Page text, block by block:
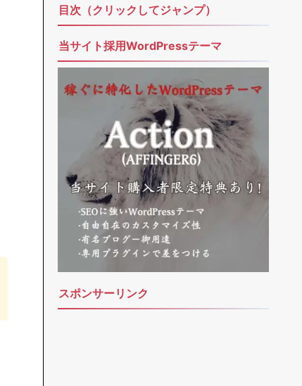
目次（クリックしてジャンプ）
当サイト採用WordPressテーマ
スポンサーリンク